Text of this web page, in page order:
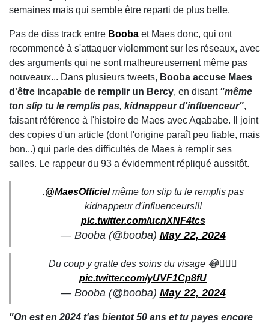
semaines mais qui semble être reparti de plus belle.
Pas de diss track entre Booba et Maes donc, qui ont
recommencé à s'attaquer violemment sur les réseaux, avec
des arguments qui ne sont malheureusement même pas
nouveaux... Dans plusieurs tweets, Booba accuse Maes
d'être incapable de remplir un Bercy, en disant "même
ton slip tu le remplis pas, kidnappeur d'influenceur",
faisant référence à l'histoire de Maes avec Aqababe. Il joint
des copies d'un article (dont l'origine paraît peu fiable, mais
bon...) qui parle des difficultés de Maes à remplir ses
salles. Le rappeur du 93 a évidemment répliqué aussitôt.
.@MaesOfficielmême ton slip tu le remplis pas
kidnappeur d'influenceurs!!!
pic.twitter.com/ucnXNF4tcs
— Booba (@booba) May 22, 2024
Du coup y gratte des soins du visage 😂🤦🏽‍♂️
pic.twitter.com/yUVF1Cp8fU
— Booba (@booba) May 22, 2024
"On est en 2024 t'as bientot 50 ans et tu payes encore